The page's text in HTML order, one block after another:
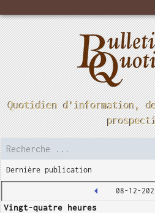
Quotidien d'information,
Dernière publication
08-12-
Vingt-quatre heures